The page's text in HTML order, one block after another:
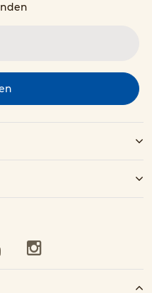
YouTubeInstagram